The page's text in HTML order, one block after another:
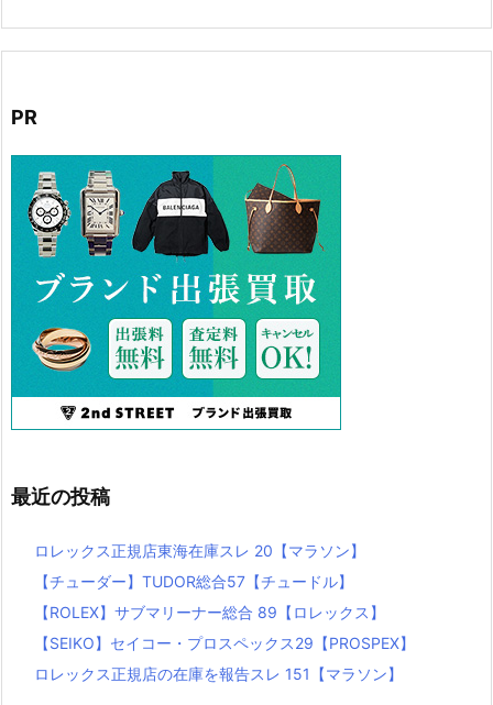
PR
最近の投稿
ロレックス正規店東海在庫スレ 20【マラソン】
【チューダー】TUDOR総合57【チュードル】
【ROLEX】サブマリーナー総合 89【ロレックス】
【SEIKO】セイコー・プロスペックス29【PROSPEX】
ロレックス正規店の在庫を報告スレ 151【マラソン】